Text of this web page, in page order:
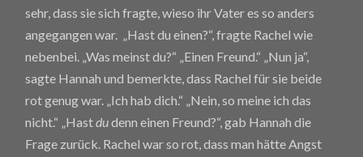
sehr, dass sie sich fragte, wieso ihr Vater es so anders
angegangen war. „Hast du einen?“, fragte Rachel wie
nebenbei. „Was meinst du?“ „Einen Freund.“ „Nun ja“,
sagte Hannah und bemerkte, dass Rachel für sie beide
rot genug war. „Ich hab dich.“ „Nein, so meine ich das
nicht.“ „Hastdudenn einen Freund?“, gab Hannah die
Frage zurück. Rachel war so rot, dass man hätte Angst